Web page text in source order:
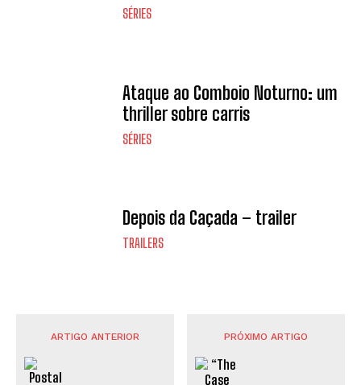
SÉRIES
Ataque ao Comboio Noturno: um
thriller sobre carris
SÉRIES
Depois da Caçada – trailer
TRAILERS
ARTIGO ANTERIOR PRÓXIMO ARTIGO